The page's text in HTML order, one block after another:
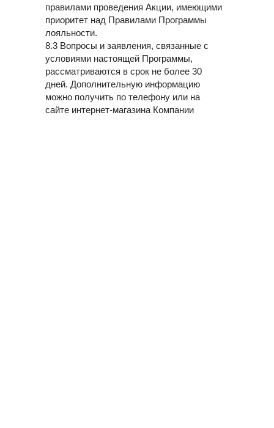
правилами проведения Акции, имеющими
приоритет над Правилами Программы
лояльности.
8.3 Вопросы и заявления, связанные с
условиями настоящей Программы,
рассматриваются в срок не более 30
дней. Дополнительную информацию
можно получить по телефону или на
сайте интернет-магазина Компании